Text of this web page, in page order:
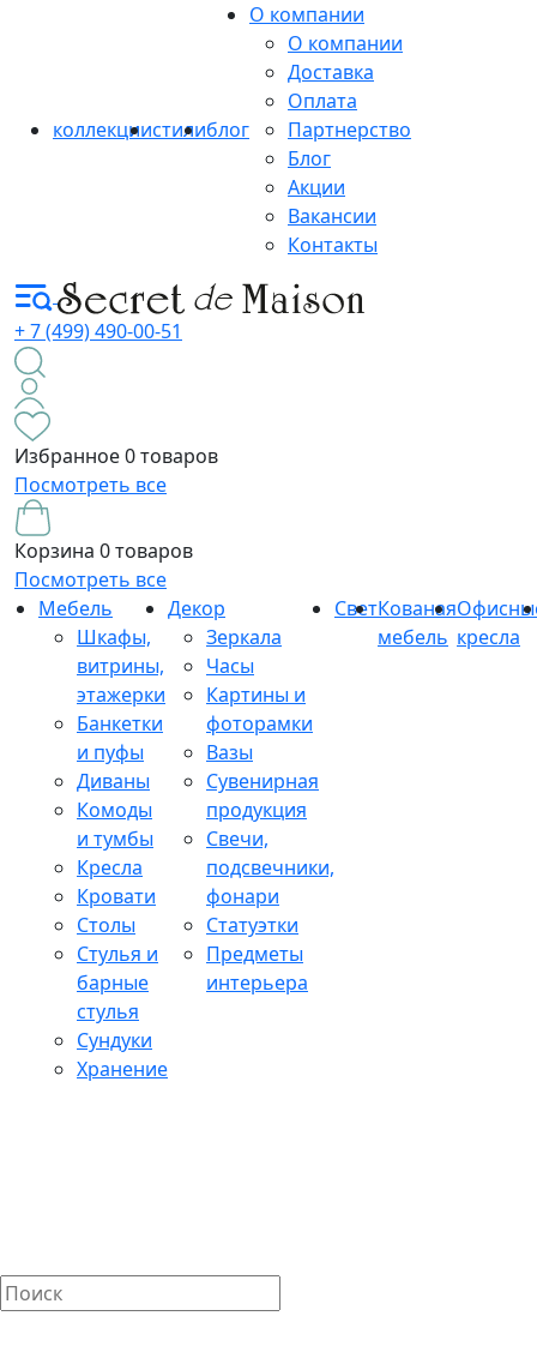
коллекциистилиблог
О компании
О компании
Доставка
Оплата
Партнерство
Блог
Акции
Вакансии
Контакты
+ 7 (499) 490-00-51
Избранное0 товаров
Посмотреть все
Корзина 0 товаров
Посмотреть все
Мебель
Шкафы,
витрины,
этажерки
Банкетки
и пуфы
Диваны
Комоды
и тумбы
Кресла
Кровати
Столы
Стулья и
барные
стулья
Сундуки
Хранение
Декор
Зеркала
Часы
Картины и
фоторамки
Вазы
Сувенирная
продукция
Свечи,
подсвечники,
фонари
Статуэтки
Предметы
интерьера
СветКованая
мебель кресла